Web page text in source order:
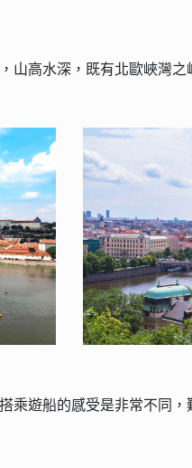
山高水深，既有北歐峽灣
乘遊船的感受是非常不同，